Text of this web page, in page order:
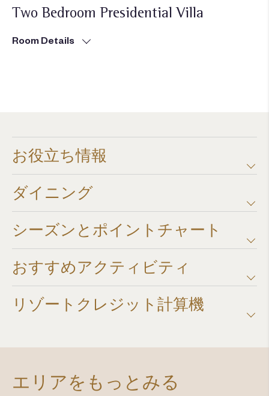
Two Bedroom Presidential Villa
Room Details
お役立ち情報
ダイニング
シーズンとポイントチャート​
おすすめアクティビティ
リゾートクレジット計算機​
エリアをもっとみる